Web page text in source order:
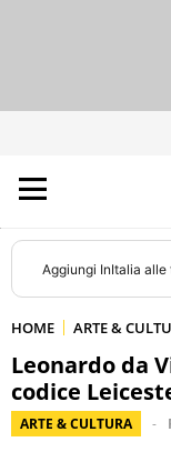
Aggiungi InItalia alle
HOME ARTE &
Leonardo da
codice
ARTE & CULTURA